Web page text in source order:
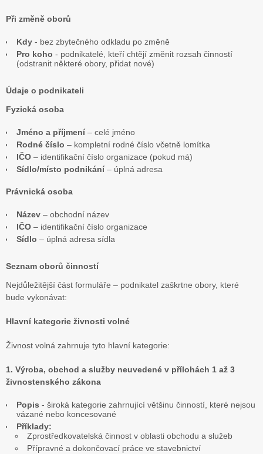
Při změně oborů
Kdy - bez zbytečného odkladu po změně
Pro koho - podnikatelé, kteří chtějí změnit rozsah činností
(odstranit některé obory, přidat nové)
Údaje o podnikateli
Fyzická osoba
Jméno a příjmení– celé jméno
Rodné číslo – kompletní rodné číslo včetně lomítka
IČO – identifikační číslo organizace (pokud má)
Sídlo/místo podnikání– úplná adresa
Právnická osoba
Název – obchodní název
IČO – identifikační číslo organizace
Sídlo – úplná adresa sídla
Seznam oborů činností
Nejdůležitější část formuláře – podnikatel zaškrtne obory, které
bude vykonávat:
Hlavní kategorie živnosti volné
Živnost volná zahrnuje tyto hlavní kategorie:
1. Výroba, obchod a služby neuvedené v přílohách 1 až 3
živnostenského zákona
Popis - široká kategorie zahrnující většinu činností, které nejsou
vázané nebo koncesované
Příklady:
Zprostředkovatelská činnost v oblasti obchodu a služeb
Přípravné a dokončovací práce ve stavebnictví